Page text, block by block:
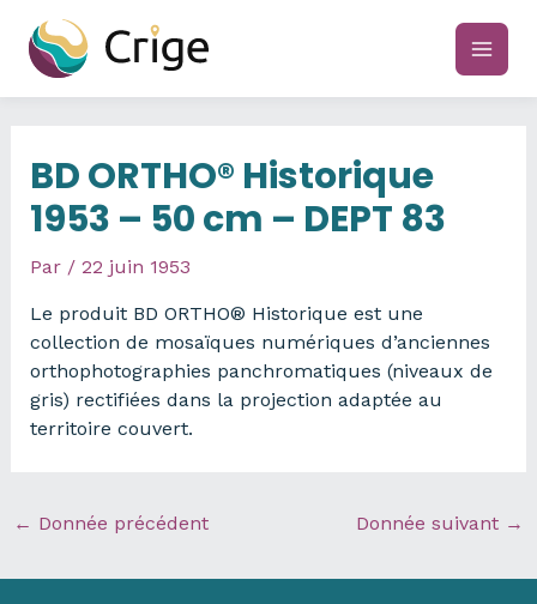
contenu
main
BD ORTHO® Historique
1953 – 50 cm – DEPT 83
Par / 22 juin 1953
Le produit BD ORTHO® Historique est une
collection de mosaïques numériques d’anciennes
orthophotographies panchromatiques (niveaux de
gris) rectifiées dans la projection adaptée au
territoire couvert.
← Donnée précédent Donnée suivant →